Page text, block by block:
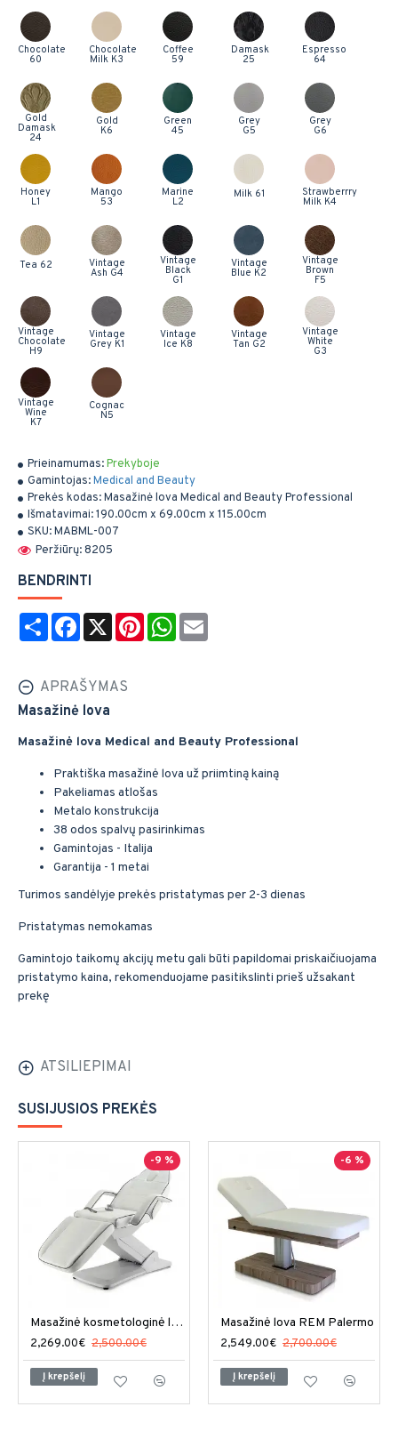
Prieinamumas:Prekyboje
Gamintojas:Medical and Beauty
Prekės kodas:Masažinė lova Medical and Beauty Professional
Išmatavimai:190.00cm x 69.00cm x 115.00cm
SKU:MABML-007
Peržiūrų: 8205
Chocolate
60
Chocolate
Milk K3
Coffee
59
Damask
25
Espresso
64
Gold
Damask
24
Gold
K6
Green
45
Grey
G5
Grey
G6
Honey
L1
Mango
53
Marine
L2
Milk 61 Strawberrry
Milk K4
Tea 62 Vintage
Ash G4
Vintage
Black
G1
Vintage
Blue K2
Vintage
Brown
F5
Vintage
Chocolate
H9
Vintage
Grey K1
Vintage
Ice K8
Vintage
Tan G2
Vintage
White
G3
Vintage
Wine
K7
Cognac
N5
BENDRINTI
Share Facebook
X PinterestWhatsApp
APRAŠYMAS
Masažinė lova
Masažinė lova Medical and Beauty Professional
Praktiška masažinė lova už priimtiną kainą
Pakeliamas atlošas
Metalo konstrukcija
38 odos spalvų pasirinkimas
Gamintojas - Italija
Garantija - 1 metai
Turimos sandėlyje prekės pristatymas per 2-3 dienas
Pristatymas nemokamas
Gamintojo taikomų akcijų metu gali būti papildomai priskaičiuojama
pristatymo kaina, rekomenduojame pasitikslinti prieš užsakant
prekę
ATSILIEPIMAI
SUSIJUSIOS PREKĖS
-9 %
Masažinė kosmetologinė lova REM Excel 3
2,269.00€ 2,500.00€
Į krepšelį
-6 %
Masažinė lova REM Palermo
2,549.00€ 2,700.00€
Į krepšelį